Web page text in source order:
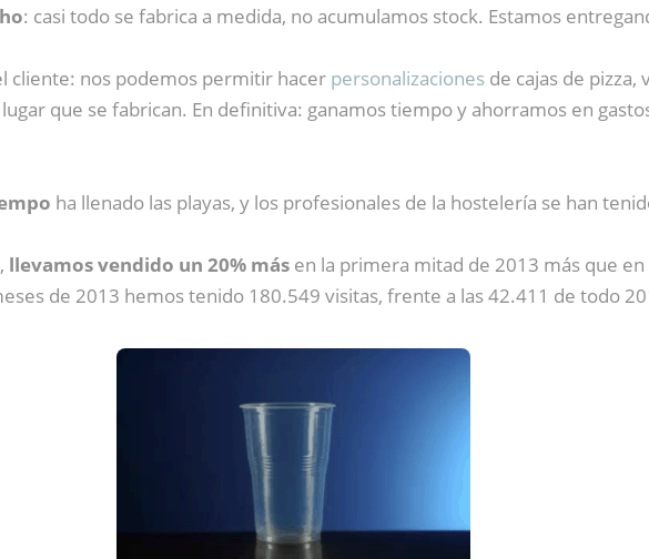
: casi todo se fabrica a medida, no acumulamos stock. Estamos
cliente: nos podemos permitir hacer personalizaciones de cajas de pizza,
que se fabrican. En definitiva: ganamos tiempo y ahorramos en
ha llenado las playas, y los profesionales de la hostelería se han
llevamos vendido un 20% más en la primera mitad de 2013 más que
de 2013 hemos tenido 180.549 visitas, frente a las 42.411 de todo